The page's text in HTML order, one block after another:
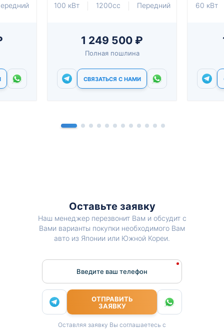
100 кВт 1200cc Передний
1 249 500 ₽
Полная пошлина
СВЯЗАТЬСЯ С НАМИ
60 кВт
Оставьте заявку
Наш менеджер перезвонит Вам и обсудит с
Вами варианты покупки необходимого Вам
авто из Японии или Южной Кореи.
Введите ваш телефон
ОТПРАВИТЬ
ЗАЯВКУ
Оставляя заявку Вы соглашаетесь с